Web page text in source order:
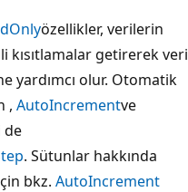
özellikler, verilerin
kısıtlamalar getirerek veri
yardımcı olur. Otomatik
, AutoIncrementve
de
. Sütunlar hakkında
bkz. AutoIncrement